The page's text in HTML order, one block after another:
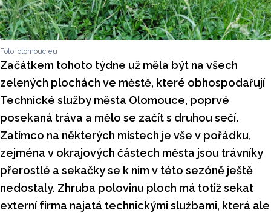
Foto: olomouc.eu
Začátkem tohoto týdne už měla být na všech
zelených plochách ve městě, které obhospodařují
Technické služby města Olomouce, poprvé
posekaná tráva a mělo se začít s druhou sečí.
Zatímco na některých místech je vše v pořádku,
zejména v okrajových částech města jsou trávníky
přerostlé a sekačky se k nim v této sezóně ještě
nedostaly. Zhruba polovinu ploch má totiž sekat
externí firma najatá technickými službami, která ale